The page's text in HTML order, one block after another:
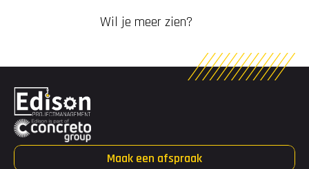
Wil je meer zien?
Maak een afspraak